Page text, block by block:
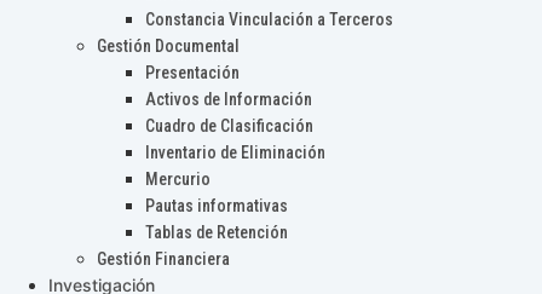
Constancia Vinculación a Terceros
Gestión Documental
Presentación
Activos de Información
Cuadro de Clasificación
Inventario de Eliminación
Mercurio
Pautas informativas
Tablas de Retención
Gestión Financiera
Investigación